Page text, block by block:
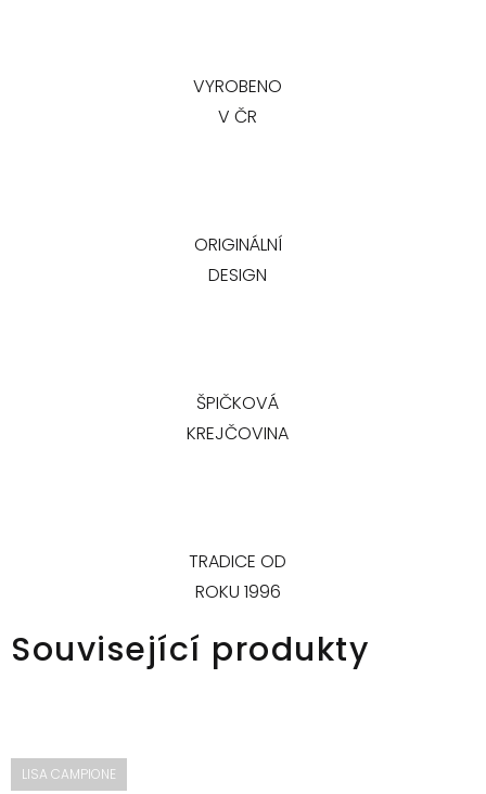
VYROBENO
V ČR
ORIGINÁLNÍ
DESIGN
ŠPIČKOVÁ
KREJČOVINA
TRADICE OD
ROKU 1996
Související produkty
LISA CAMPIONE